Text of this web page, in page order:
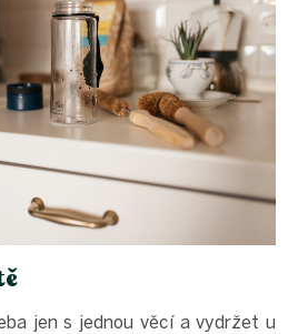
jen s jednou věcí a vydržet u